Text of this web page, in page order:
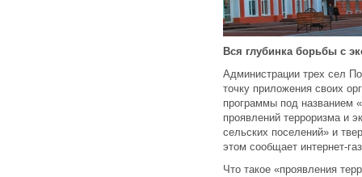
Вся глубинка борьбы с
Администрации трех сел
точку приложения своих
программы под названием
проявлений терроризма и
сельских поселений» и
этом сообщает интернет-
Что такое «проявления